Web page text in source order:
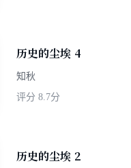
历史的尘埃 4
知秋
评分 8.7分
历史的尘埃 2